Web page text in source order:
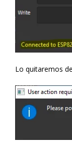
Lo quitaremos